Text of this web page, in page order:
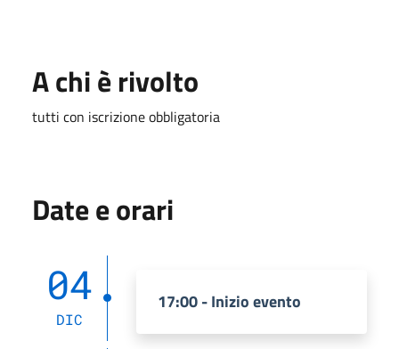
A chi è rivolto
tutti con iscrizione obbligatoria
Date e orari
04
DIC
17:00 - Inizio evento